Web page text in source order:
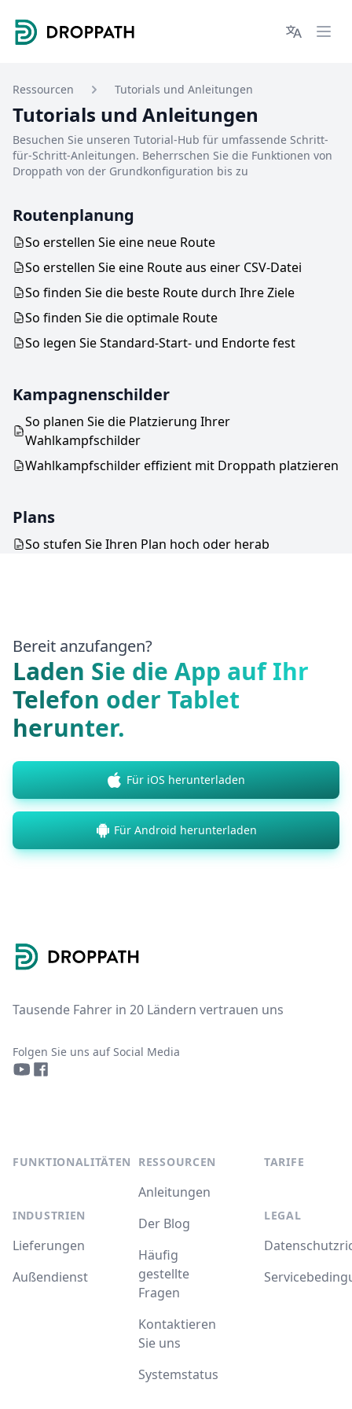
Droppath
Languages
Ressourcen Tutorials und Anleitungen
Tutorials und Anleitungen
Besuchen Sie unseren Tutorial-Hub für umfassende Schritt-
für-Schritt-Anleitungen. Beherrschen Sie die Funktionen von
Droppath von der Grundkonfiguration bis zu
Routenplanung
So erstellen Sie eine neue Route
So erstellen Sie eine Route aus einer CSV-Datei
So finden Sie die beste Route durch Ihre Ziele
So finden Sie die optimale Route
So legen Sie Standard-Start- und Endorte fest
Kampagnenschilder
So planen Sie die Platzierung Ihrer
Wahlkampfschilder
Wahlkampfschilder effizient mit Droppath platzieren
Plans
So stufen Sie Ihren Plan hoch oder herab
Bereit anzufangen?
Laden Sie die App auf Ihr
Telefon oder Tablet
herunter.
Für iOS herunterladen
Für Android herunterladen
Tausende Fahrer in 20 Ländern vertrauen uns
Folgen Sie uns auf Social Media
FUNKTIONALITÄTEN
INDUSTRIEN
Lieferungen
Außendienst
RESSOURCEN
Anleitungen
Der Blog
Häufig
gestellte
Fragen
Kontaktieren
Sie uns
Systemstatus
TARIFE
LEGAL